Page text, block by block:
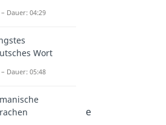
Inhalte:
zur Liebe
Sprüche
Dauer: 04:29
Wort
Dauer: 05:48